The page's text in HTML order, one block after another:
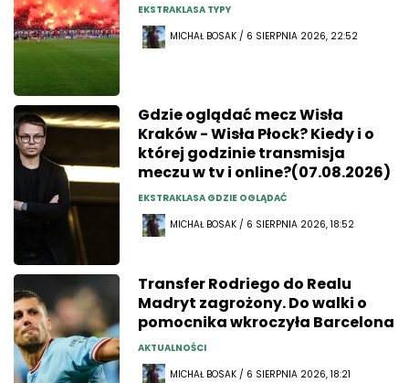
EKSTRAKLASA TYPY
MICHAŁ BOSAK / 6 SIERPNIA 2026, 22:52
Gdzie oglądać mecz Wisła
Kraków - Wisła Płock? Kiedy i o
której godzinie transmisja
meczu w tv i online?(07.08.2026)
EKSTRAKLASA GDZIE OGLĄDAĆ
MICHAŁ BOSAK / 6 SIERPNIA 2026, 18:52
Transfer Rodriego do Realu
Madryt zagrożony. Do walki o
pomocnika wkroczyła Barcelona
AKTUALNOŚCI
MICHAŁ BOSAK / 6 SIERPNIA 2026, 18:21